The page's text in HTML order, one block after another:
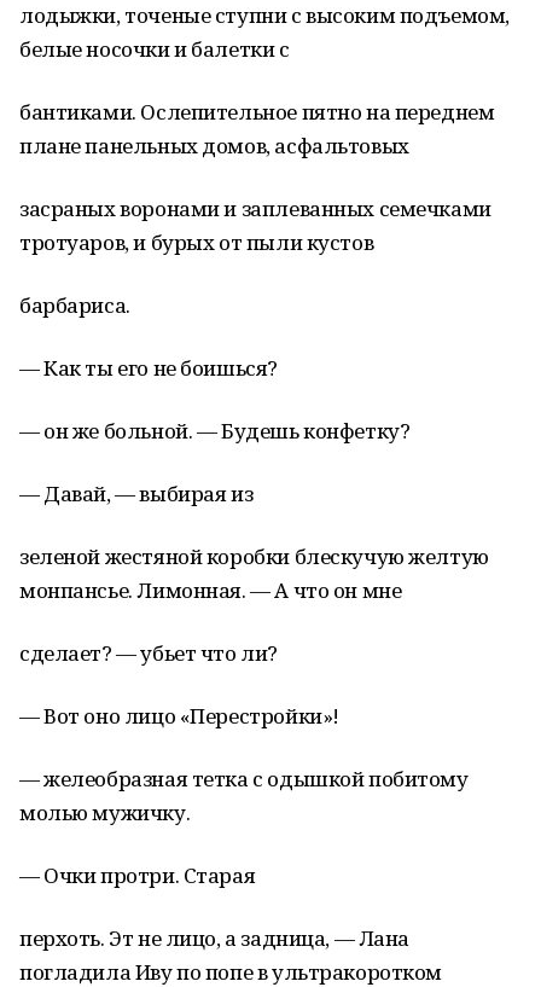
лодыжки, точеные ступни с высоким подъемом,
белые носочки и балетки с
бантиками. Ослепительное пятно на переднем
плане панельных домов, асфальтовых
засраных воронами и заплеванных семечками
тротуаров, и бурых от пыли кустов
барбариса.
— Как ты его не боишься?
— он же больной. — Будешь конфетку?
— Давай, — выбирая из
зеленой жестяной коробки блескучую желтую
монпансье. Лимонная. — А что он мне
сделает? — убьет что ли?
— Вот оно лицо «Перестройки»!
— желеобразная тетка с одышкой побитому
молью мужичку.
— Очки протри. Старая
перхоть. Эт не лицо, а задница, — Лана
погладила Иву по попе в ультракоротком